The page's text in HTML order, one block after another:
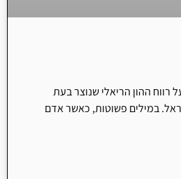
ההון הריאלי שנוצר בעת
במילים פשוטות, כאשר אדם